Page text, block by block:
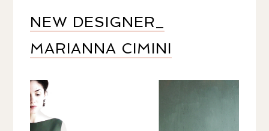
NEW DESIGNER_
MARIANNA CIMINI